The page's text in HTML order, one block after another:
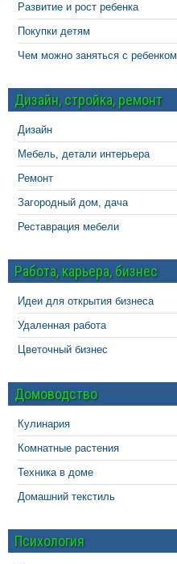
Развитие и рост ребенка
Покупки детям
Чем можно заняться с ребенком
Дизайн, стройка, ремонт
Дизайн
Мебель, детали интерьера
Ремонт
Загородный дом, дача
Реставрация мебели
Работа, карьера, бизнес
Идеи для открытия бизнеса
Удаленная работа
Цветочный бизнес
Домоводство
Кулинария
Комнатные растения
Техника в доме
Домашний текстиль
Психология